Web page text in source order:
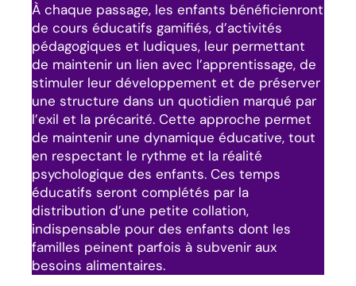
À chaque passage, les enfants bénéficienront
de cours éducatifs gamifiés, d’activités
pédagogiques et ludiques, leur permettant
de maintenir un lien avec l’apprentissage, de
stimuler leur développement et de préserver
une structure dans un quotidien marqué par
l’exil et la précarité. Cette approche permet
de maintenir une dynamique éducative, tout
en respectant le rythme et la réalité
psychologique des enfants. Ces temps
éducatifs seront complétés par la
distribution d’une petite collation,
indispensable pour des enfants dont les
familles peinent parfois à subvenir aux
besoins alimentaires.